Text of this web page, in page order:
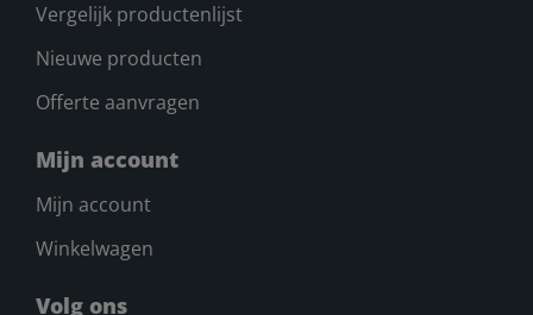
Vergelijk productenlijst
Nieuwe producten
Offerte aanvragen
Mijn account
Mijn account
Winkelwagen
Volg ons